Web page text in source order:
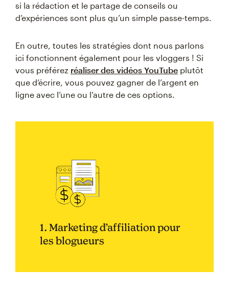
si la rédaction et le partage de conseils ou
d’expériences sont plus qu’un simple passe-temps.
En outre, toutes les stratégies dont nous parlons
ici fonctionnent également pour les vloggers ! Si
vous préférez réaliser des vidéos YouTube plutôt
que d’écrire, vous pouvez gagner de l’argent en
ligne avec l’une ou l’autre de ces options.
1. Marketing d’affiliation pour
les blogueurs